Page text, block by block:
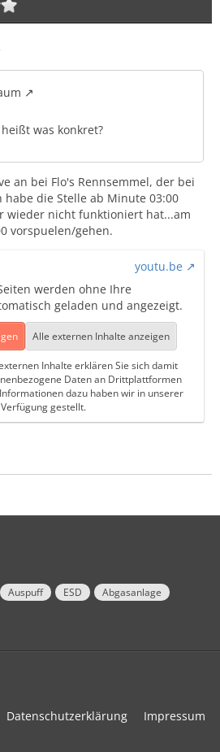
was konkret?
an bei Flo's Rennsemmel, der bei
habe die Stelle ab Minute 03:00
wieder nicht funktioniert hat...am
vorspuelen/gehen.
youtu.be
werden ohne Ihre
geladen und angezeigt.
Alle externen Inhalte anzeigen
Inhalte erklären Sie sich damit
Daten an Drittplattformen
dazu haben wir in unserer
gestellt.
Auspuff ESD
Abgasanlage
Datenschutzerklärung Impressum